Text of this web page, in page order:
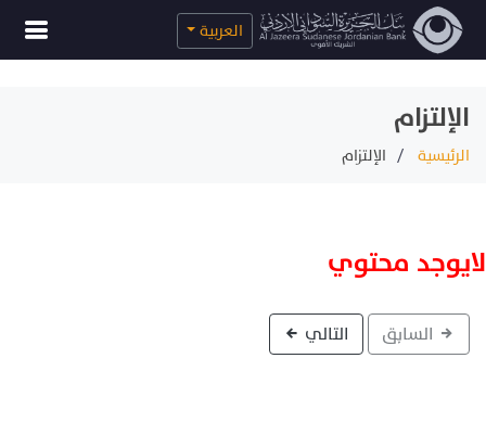
العربية
الإلتزام
الرئيسية الإلتزام
لايوجد محتوي
السابق التالي